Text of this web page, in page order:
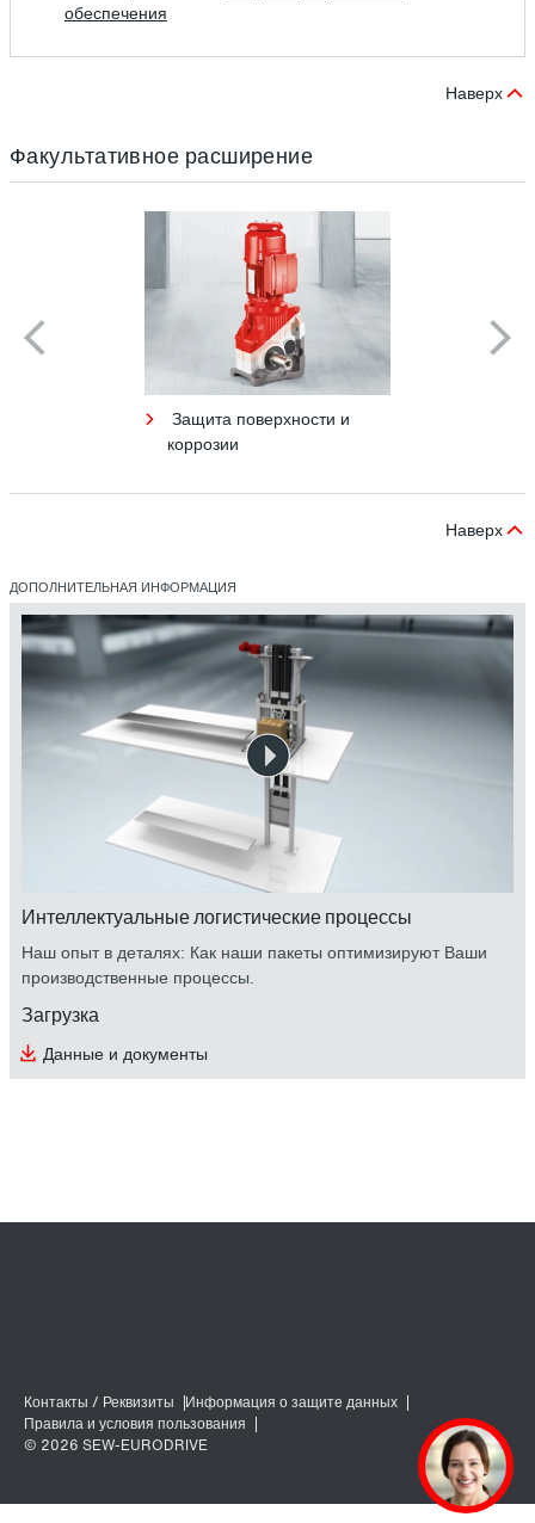
обеспечения
Наверх
Факультативное расширение
Защита поверхности и
коррозии
Наверх
ДОПОЛНИТЕЛЬНАЯ ИНФОРМАЦИЯ
Интеллектуальные логистические процессы
Наш опыт в деталях: Как наши пакеты оптимизируют Ваши
производственные процессы.
Загрузка
Данные и документы